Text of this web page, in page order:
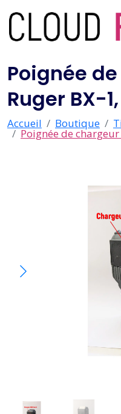
Poignée
Ruger BX-
Accueil Boutique
Poignée de